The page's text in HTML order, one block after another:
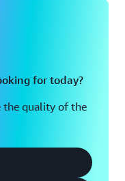
for today?
the quality of the